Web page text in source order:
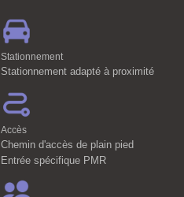
Stationnement
Stationnement adapté à proximité
Accès
Chemin d'accès de plain pied
Entrée spécifique PMR